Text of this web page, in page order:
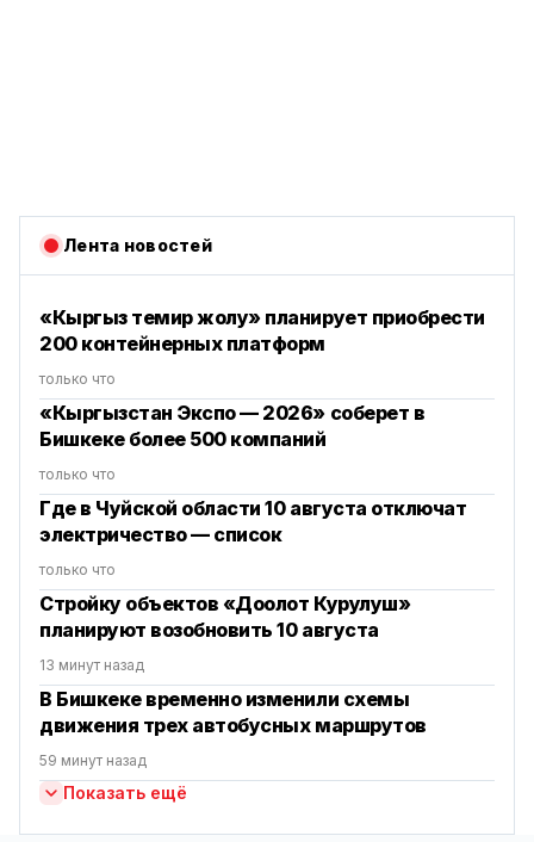
Лента новостей
«Кыргыз темир жолу» планирует приобрести
200 контейнерных платформ
только что
«Кыргызстан Экспо — 2026» соберет в
Бишкеке более 500 компаний
только что
Где в Чуйской области 10 августа отключат
электричество — список
только что
Стройку объектов «Доолот Курулуш»
планируют возобновить 10 августа
13 минут назад
В Бишкеке временно изменили схемы
движения трех автобусных маршрутов
59 минут назад
Показать ещё